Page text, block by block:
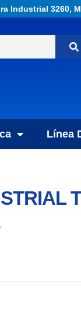
Industrial 3260,
Línea